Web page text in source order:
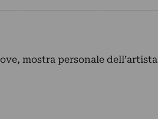
mostra personale dell’artista